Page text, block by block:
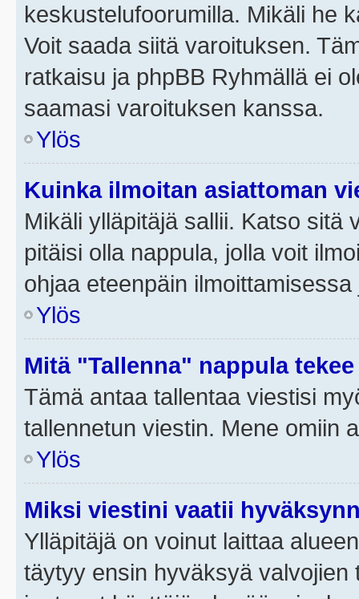
keskustelufoorumilla. Mikäli he
Voit saada siitä varoituksen.
ratkaisu ja phpBB Ryhmällä ei
saamasi varoituksen kanssa.
Ylös
Kuinka ilmoitan asiattoman
Mikäli ylläpitäjä sallii. Katso sitä
pitäisi olla nappula, jolla voit
ohjaa eteenpäin
Ylös
Mitä "Tallenna" nappula
Tämä antaa tallentaa viestisi
tallennetun viestin. Mene omiin
Ylös
Miksi viestini vaatii
Ylläpitäjä on voinut laittaa
täytyy ensin hyväksyä